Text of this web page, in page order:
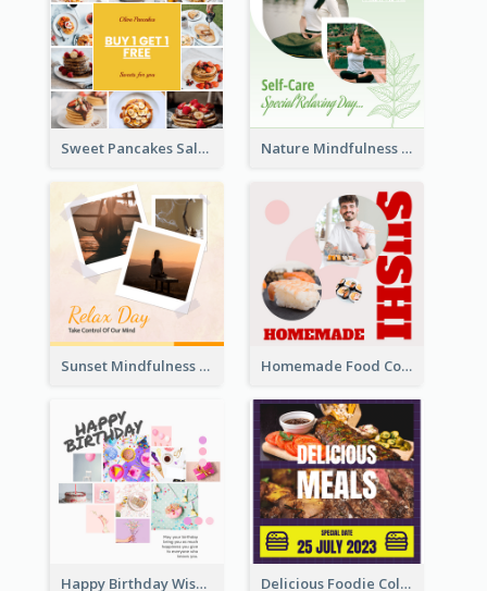
Sweet Pancakes Sale Instagram Post Nature Mindfulness Instagram Post
Sunset Mindfulness Instagram Post Homemade Food Collage Instagram Post
Happy Birthday Wishes Instagram Post Delicious Foodie Collage Instagram Post